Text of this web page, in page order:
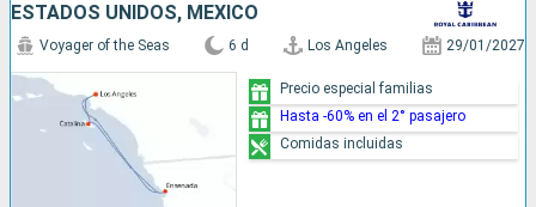
ESTADOS UNIDOS, MÉXICO
Voyager of the Seas 6 d Los Angeles 29/01/2027
Precio especial familias
Hasta -60% en el 2° pasajero
Comidas incluidas